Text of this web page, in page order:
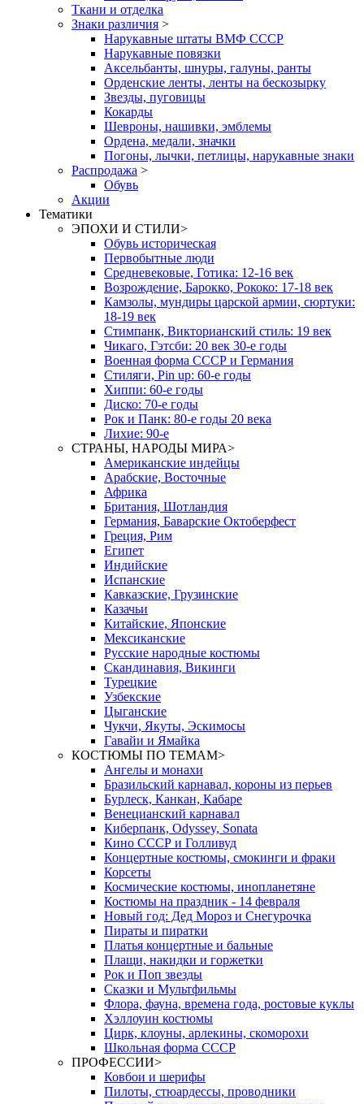
Ткани и отделка
Знаки различия >
Нарукавные штаты ВМФ СССР
Нарукавные повязки
Аксельбанты, шнуры, галуны, ранты
Орденские ленты, ленты на бескозырку
Звезды, пуговицы
Кокарды
Шевроны, нашивки, эмблемы
Ордена, медали, значки
Погоны, лычки, петлицы, нарукавные знаки
Распродажа >
Обувь
Акции
Тематики
ЭПОХИ И СТИЛИ>
Обувь историческая
Первобытные люди
Средневековые, Готика: 12-16 век
Возрождение, Барокко, Рококо: 17-18 век
Камзолы, мундиры царской армии, сюртуки:
18-19 век
Стимпанк, Викторианский стиль: 19 век
Чикаго, Гэтсби: 20 век 30-е годы
Военная форма СССР и Германия
Стиляги, Pin up: 60-е годы
Хиппи: 60-е годы
Диско: 70-е годы
Рок и Панк: 80-е годы 20 века
Лихие: 90-е
СТРАНЫ, НАРОДЫ МИРА>
Американские индейцы
Арабские, Восточные
Африка
Британия, Шотландия
Германия, Баварские Октоберфест
Греция, Рим
Египет
Индийские
Испанские
Кавказские, Грузинские
Казачьи
Китайские, Японские
Мексиканские
Русские народные костюмы
Скандинавия, Викинги
Турецкие
Узбекские
Цыганские
Чукчи, Якуты, Эскимосы
Гавайи и Ямайка
КОСТЮМЫ ПО ТЕМАМ>
Ангелы и монахи
Бразильский карнавал, короны из перьев
Бурлеск, Канкан, Кабаре
Венецианский карнавал
Киберпанк, Odyssey, Sonata
Кино СССР и Голливуд
Концертные костюмы, смокинги и фраки
Корсеты
Космические костюмы, инопланетяне
Костюмы на праздник - 14 февраля
Новый год: Дед Мороз и Снегурочка
Пираты и пиратки
Платья концертные и бальные
Плащи, накидки и горжетки
Рок и Поп звезды
Сказки и Мультфильмы
Флора, фауна, времена года, ростовые куклы
Хэллоуин костюмы
Цирк, клоуны, арлекины, скоморохи
Школьная форма СССР
ПРОФЕССИИ>
Ковбои и шерифы
Пилоты, стюардессы, проводники